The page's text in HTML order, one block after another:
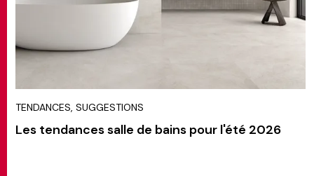
TENDANCES, SUGGESTIONS
Les tendances salle de bains pour l'été 2026